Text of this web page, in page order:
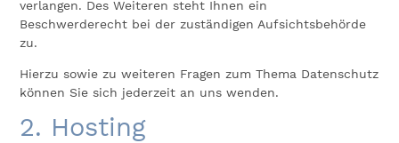
verlangen. Des Weiteren steht Ihnen ein
Beschwerderecht bei der zuständigen Aufsichtsbehörde
zu.
Hierzu sowie zu weiteren Fragen zum Thema Datenschutz
können Sie sich jederzeit an uns wenden.
2. Hosting